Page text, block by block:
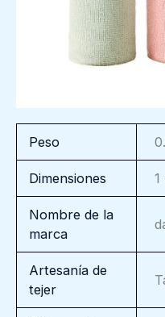
Peso
Dimensiones 1
Nombre de la
marca
Artesanía de
tejer